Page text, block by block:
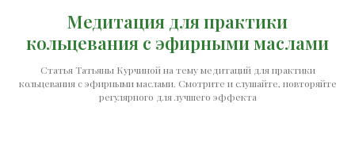
Медитация для практики
кольцевания с эфирными маслами
Статья Татьяны Курчиной на тему медитаций для практики
кольцевания с эфирными маслами. Смотрите и слушайте, повторяйте
регулярного для лучшего эффекта